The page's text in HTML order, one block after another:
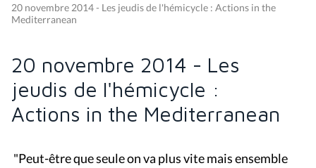
20 novembre 2014 - Les jeudis de l'hémicycle : Actions in the
Mediterranean
20 novembre 2014 - Les
jeudis de l'hémicycle :
Actions in the Mediterranean
"Peut-être que seule on va plus vite mais ensemble